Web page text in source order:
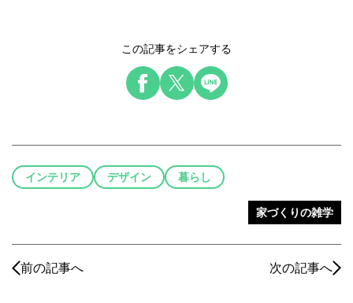
この記事をシェアする
インテリア デザイン 暮らし
家づくりの雑学
前の記事へ 次の記事へ